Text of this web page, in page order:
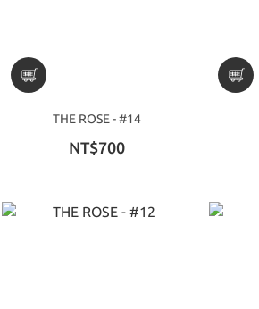
THE ROSE - #14
NT$700